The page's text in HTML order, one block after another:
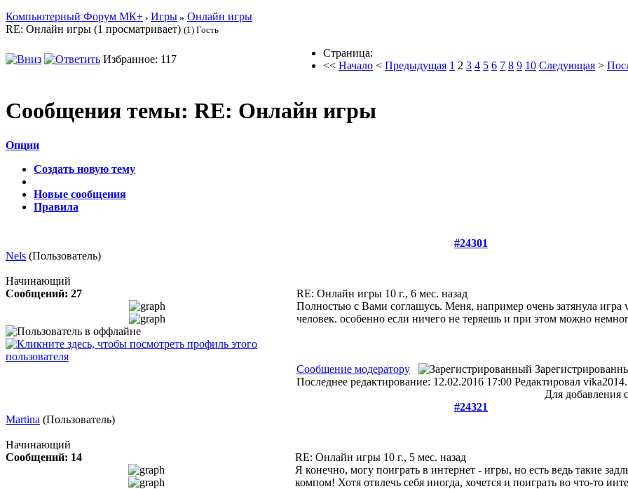
Компьютерный Форум МК+ Игры
Онлайн игры
RE: Онлайн игры (1 просматривает) (1) Гость
Избранное: 117
Страница:
<< Начало < Предыдущая 1 2 3 4 5 6 7 8 9 10 Следующая >
Сообщения темы: RE: Онлайн игры
Опции
Создать новую тему
Новые сообщения
Правила
#24301
Nels (Пользователь)
Начинающий
Сообщений: 27
RE: Онлайн игры 10 г., 6 мес. назад
Полностью с Вами соглашусь. Меня, например очень затянула
человек. особенно если ничего не теряешь и при этом можно
Сообщение модератору
Последнее редактирование: 12.02.2016 17:00 Редактировал vika2014.
Для добавления
#24321
Martina (Пользователь)
Начинающий
Сообщений: 14
RE: Онлайн игры 10 г., 5 мес. назад
Я конечно, могу поиграть в интернет - игры, но есть ведь такие
компом! Хотя отвлечь себя иногда, хочется и поиграть во что-то